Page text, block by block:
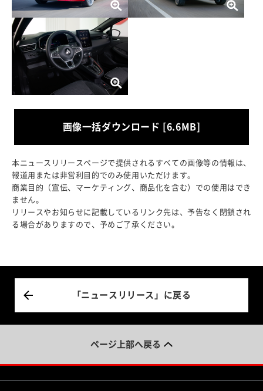
画像一括ダウンロード [6.6MB]
本ニュースリリースページで提供されるすべての画像等の情報は、
報道用または非営利目的でのみ使用いただけます。
商業目的（宣伝、マーケティング、商品化を含む）での使用はでき
ません。
リリースやお知らせに記載しているリンク先は、予告なく閉鎖され
る場合がありますので、予めご了承ください。
「ニュースリリース」に戻る
ページ上部へ戻る